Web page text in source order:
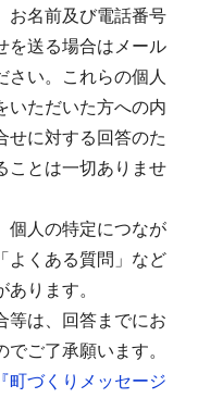
お名前及び電話番号
を送る場合はメール
さい。これらの個人
いただいた方への内
せに対する回答のた
ことは一切ありませ
個人の特定につなが
よくある質問」など
ります。
等は、回答までにお
ご了承願います。
町づくりメッセージ